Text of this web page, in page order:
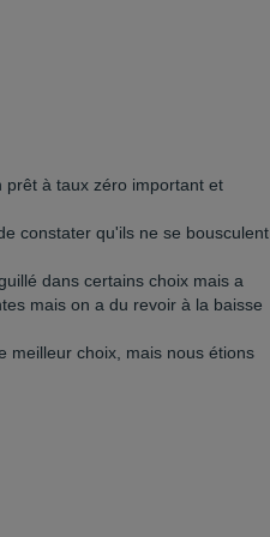
à taux zéro important et
constater qu'ils ne se bousculent
dans certains choix mais a
mais on a du revoir à la baisse
meilleur choix, mais nous étions